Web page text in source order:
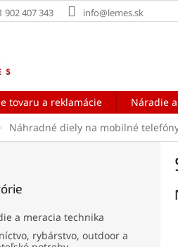
902 407 343 info@lemes.sk
tovaru a reklamácie Náradie
Náhradné diely na mobilné
a meracia technika
rybárstvo, outdoor a